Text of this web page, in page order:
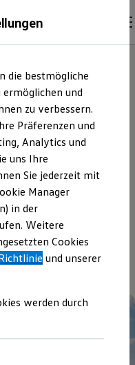
Gebrauchtwagen
Gebrauchtwagen
mehr
ist die Autohaus Schulze
die bestmögliche
ermöglichen und
zu verbessern.
Präferenzen und
Analytics und
uns Ihre
Sie jederzeit mit
Manager
in der
Weitere
Cookies
und unserer
werden durch